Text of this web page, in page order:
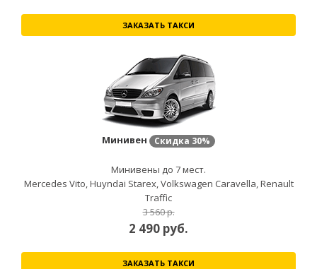
ЗАКАЗАТЬ ТАКСИ
Минивен Скидка 30%
Минивены до 7 мест.
Mercedes Vito, Huyndai Starex, Volkswagen Caravella, Renault
Traffic
3 560 р.
2 490 руб.
ЗАКАЗАТЬ ТАКСИ